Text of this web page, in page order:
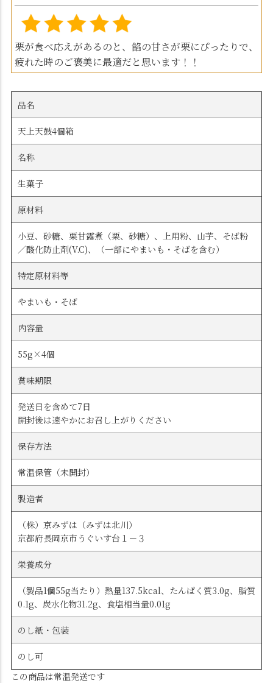
栗が食べ応えがあるのと、餡の甘さが栗にぴったりで、
疲れた時のご褒美に最適だと思います！！
品名
天上天鼓4個箱
名称
生菓子
原材料
小豆、砂糖、栗甘露煮（栗、砂糖）、上用粉、山芋、そば粉
／酸化防止剤(V.C)、（一部にやまいも・そばを含む）
特定原材料等
やまいも・そば
内容量
55g×4個
賞味期限
発送日を含めて7日
開封後は速やかにお召し上がりください
保存方法
常温保管（未開封）
製造者
（株）京みずは（みずは北川）
京都府長岡京市うぐいす台１－３
栄養成分
（製品1個55g当たり）熱量137.5kcal、たんぱく質3.0g、脂質
0.1g、炭水化物31.2g、食塩相当量0.01g
のし紙・包装
のし可
この商品は常温発送です